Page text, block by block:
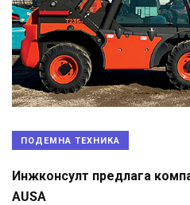
ПОДЕМНА ТЕХНИКА
Инжконсулт предлага
AUSA